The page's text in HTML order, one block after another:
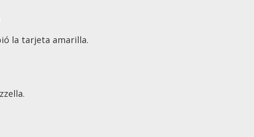
la tarjeta amarilla.